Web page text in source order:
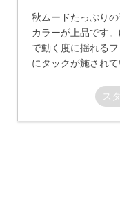
秋ムードたっぷり
カラーが上品です
で動く度に揺れる
にタックが施され
ス